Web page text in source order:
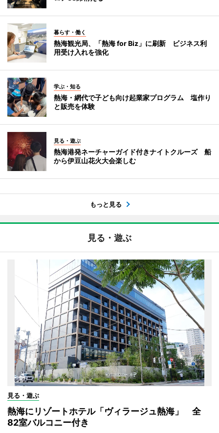
暮らす・働く
熱海観光局、「熱海 for Biz」に刷新 ビジネス利
用受け入れを強化
学ぶ・知る
熱海・網代で子ども向け起業家プログラム 塩作り
と販売を体験
見る・遊ぶ
熱海港発ネーチャーガイド付きナイトクルーズ 船
から伊豆山花火大会楽しむ
もっと見る
見る・遊ぶ
見る・遊ぶ
熱海にリゾートホテル「ヴィラージュ熱海」 全
82室バルコニー付き